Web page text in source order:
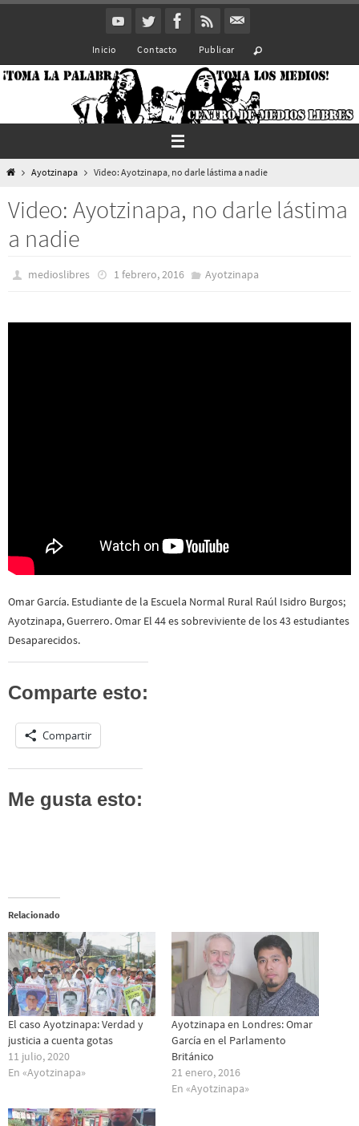
Inicio Contacto Publicar
InicioAyotzinapa Video: Ayotzinapa, no darle lástima a nadie
Video: Ayotzinapa, no darle lástima
a nadie
medioslibres 1 febrero, 2016 Ayotzinapa
Omar García. Estudiante de la Escuela Normal Rural Raúl Isidro Burgos;
Ayotzinapa, Guerrero. Omar El 44 es sobreviviente de los 43 estudiantes
Desaparecidos.
Comparte esto:
Compartir
Me gusta esto:
Relacionado
El caso Ayotzinapa: Verdad y
justicia a cuenta gotas
11 julio, 2020
En «Ayotzinapa»
Ayotzinapa en Londres: Omar
García en el Parlamento
Británico
21 enero, 2016
En «Ayotzinapa»